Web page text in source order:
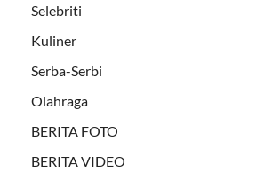
Selebriti
Kuliner
Serba-Serbi
Olahraga
BERITA FOTO
BERITA VIDEO